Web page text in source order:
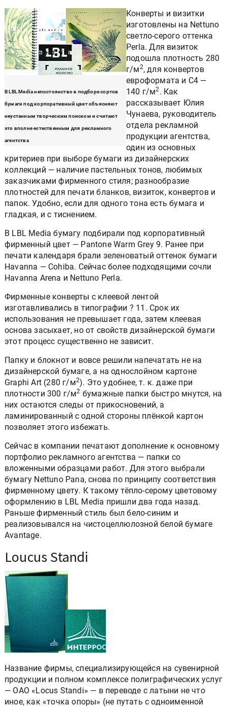
В LBL Media непостоянство в подборе сортов
бумаги под корпоративный цвет объясняют
неустанным творческим поиском и считают
это вполне естественным для рекламного
агентства
Конверты и визитки
изготовлены на Nettuno
светло-серого оттенка
Perla. Для визиток
подошла плотность 280
г/м2, для конвертов
евроформата и С4 —
140 г/м2. Как
рассказывает Юлия
Чунаева, руководитель
отдела рекламной
продукции агентства,
один из основных
критериев при выборе бумаги из дизайнерских
коллекций — наличие пастельных тонов, любимых
заказчиками фирменного стиля; разнообразие
плотностей для печати бланков, визиток, конвертов и
папок. Удобно, если для одного тона есть бумага и
гладкая, и с тиснением.
В LBL Media бумагу подбирали под корпоративный
фирменный цвет — Pantone Warm Grey 9. Ранее при
печати календаря брали зеленоватый оттенок бумаги
Havanna — Сohiba. Сейчас более подходящими сочли
Havanna Arena и Nettuno Perla.
Фирменные конверты с клеевой лентой
изготавливались в типографии ? 11. Срок их
использования не превышает года, затем клеевая
основа засыхает, но от свойств дизайнерской бумаги
этот процесс существенно не зависит.
Папку и блокнот и вовсе решили напечатать не на
дизайнерской бумаге, а на однослойном картоне
Graphi Art (280 г/м2). Это удобнее, т. к. даже при
плотности 300 г/м2 бумажные папки быстро мнутся, на
них остаются следы от прикосновений, а
ламинированный с одной стороны плёнкой картон
позволяет этого избежать.
Сейчас в компании печатают дополнение к основному
портфолио рекламного агентства — папки со
вложенными образцами работ. Для этого выбрали
бумагу Nettuno Pana, снова по принципу соответствия
фирменному цвету. К такому тёпло-серому цветовому
оформлению в LBL Media пришли два года назад.
Раньше фирменный стиль был бело-синим и
реализовывался на чистоцеллюлозной белой бумаге
Avantage.
Loucus Standi
Название фирмы, специализирующейся на сувенирной
продукции и полном комплексе полиграфических услуг
— ОАО «Locus Standi» — в переводе с латыни не что
иное, как «точка опоры» (не путать с одноименной